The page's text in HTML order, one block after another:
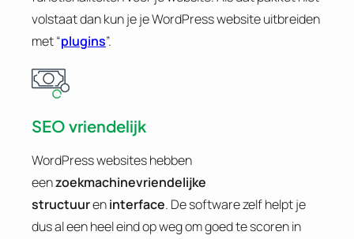
volstaat dan kun je je WordPress website uitbreiden
met “plugins”.
SEO vriendelijk
WordPress websites hebben
eenzoekmachinevriendelijke
structuureninterface. De software zelf helpt je
dus al een heel eind op weg om goed te scoren in